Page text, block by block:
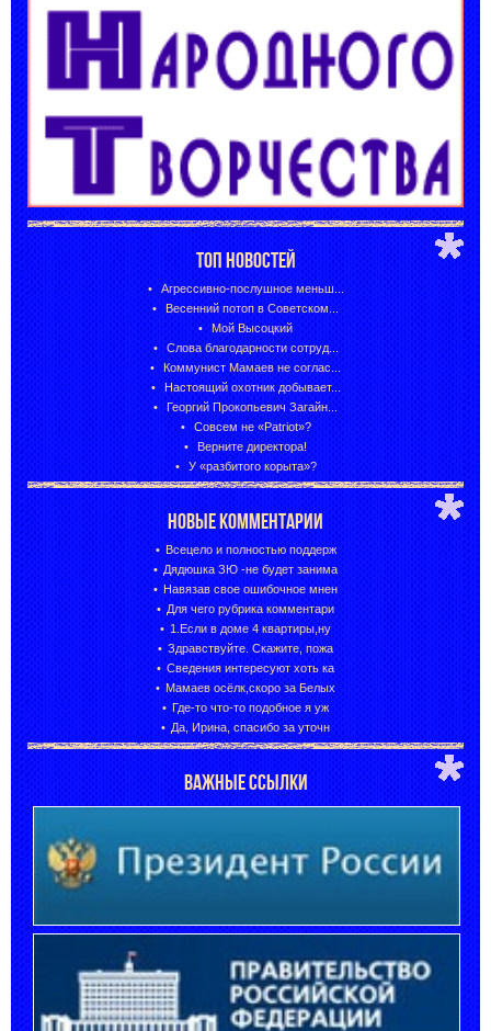
ТОП НОВОСТЕЙ
Агрессивно-послушное меньш...
Весенний потоп в Советском...
Мой Высоцкий
Слова благодарности сотруд...
Коммунист Мамаев не соглас...
Настоящий охотник добывает...
Георгий Прокопьевич Загайн...
Совсем не «Patriot»?
Верните директора!
У «разбитого корыта»?
НОВЫЕ КОММЕНТАРИИ
Всецело и полностью поддерж
Дядюшка ЗЮ -не будет занима
Навязав свое ошибочное мнен
Для чего рубрика комментари
1.Если в доме 4 квартиры,ну
Здравствуйте. Скажите, пожа
Сведения интересуют хоть ка
Мамаев осёлк,скоро за Белых
Где-то что-то подобное я уж
Да, Ирина, спасибо за уточн
ВАЖНЫЕ ССЫЛКИ